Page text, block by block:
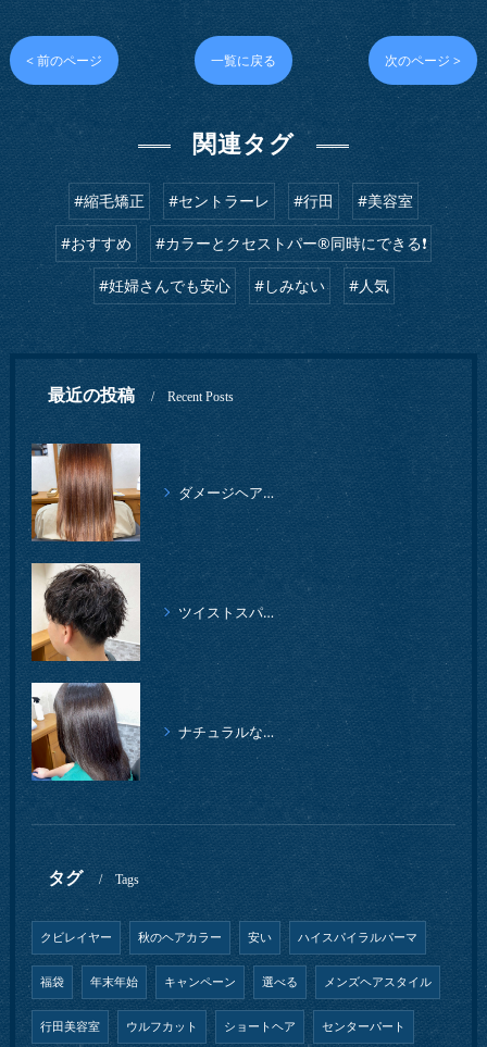
< 前のページ 一覧に戻る 次のページ >
関連タグ
#縮毛矯正 #セントラーレ #行田 #美容室
#おすすめ #カラーとクセストパー®︎同時にできる❗️
#妊婦さんでも安心 #しみない #人気
最近の投稿 Recent Posts
ダメージヘアでも、ツヤツヤの仕上がりになりました。
ツイストスパイラルパーマ、柔らかイメージ
ナチュラルな縮毛矯正クセストパー
タグ Tags
クビレイヤー 秋のヘアカラー 安い ハイスパイラルパーマ
福袋 年末年始 キャンペーン 選べる メンズヘアスタイル
行田美容室 ウルフカット ショートヘア センターパート